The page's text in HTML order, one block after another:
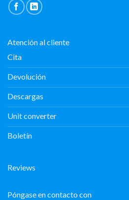
Atención al cliente
Cita
Devolución
Descargas
Unit converter
Boletín
Reviews
Póngase en contacto con